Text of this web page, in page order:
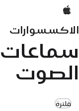
Apple‏
الاكسسوارات
سماعات
الصوت
فلترة